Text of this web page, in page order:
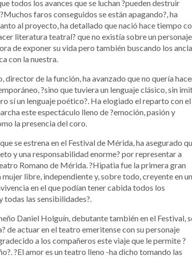
todos los avances que se luchan ?pueden destruir
faros conseguidos se están apagando?, ha
al proyecto, ha detallado que nació hace tiempo
literatura teatral? que no existía sobre un personaje,
de exponer su vida pero también buscando los
con la nuestra.
director de la función, ha avanzado que no quería
?sino que tuviera un lenguaje clásico, sin
sí un lenguaje poético?. Ha elogiado el reparto con
este espectáculo lleno de ?emoción, pasión y
la presencia del coro.
se estrena en el Festival de Mérida, ha asegurado
y una responsabilidad enorme? por representar a
Romano de Mérida. ?Hipatia fue la primera gran
mujer libre, independiente y, sobre todo, creyente en un
en el que podían tener cabida todos los
todas las sensibilidades?.
Daniel Holguín, debutante también en el Festival,
de actuar en el teatro emeritense con su personaje
a los compañeros este viaje que le permite ?
?El amor es un teatro lleno -ha dicho tomando las